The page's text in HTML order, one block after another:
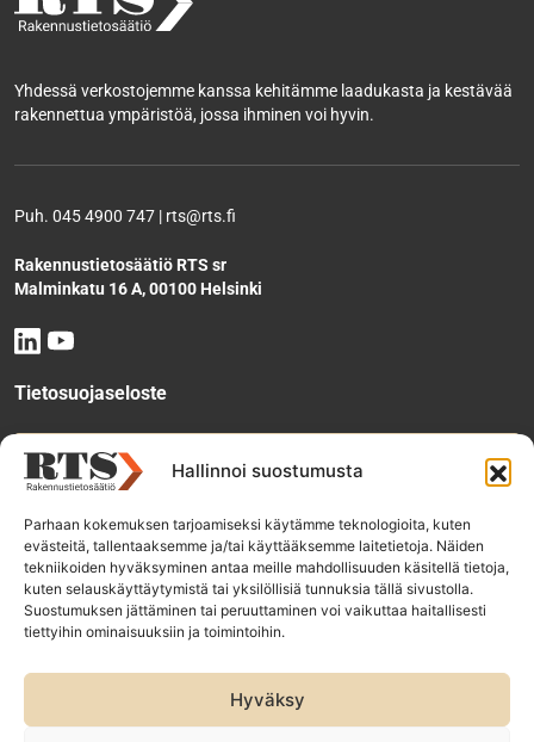
Hallinnoi suostumusta
Parhaan kokemuksen tarjoamiseksi käytämme teknologioita, kuten
evästeitä, tallentaaksemme ja/tai käyttääksemme laitetietoja. Näiden
tekniikoiden hyväksyminen antaa meille mahdollisuuden käsitellä tietoja,
kuten selauskäyttäytymistä tai yksilöllisiä tunnuksia tällä sivustolla.
Suostumuksen jättäminen tai peruuttaminen voi vaikuttaa haitallisesti
tiettyihin ominaisuuksiin ja toimintoihin.
Hyväksy
Yhdessä verkostojemme kanssa kehitämme laadukasta ja kestävää
rakennettua ympäristöä, jossa ihminen voi hyvin.
Puh. 045 4900 747 | rts@rts.fi
Rakennustietosäätiö RTS sr
Malminkatu 16 A, 00100 Helsinki
Tietosuojaseloste
Tee käyttölupahakemus
Tilaa uutiskirje